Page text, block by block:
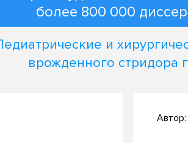
более 800 000
и
врожденного стридора
Автор: